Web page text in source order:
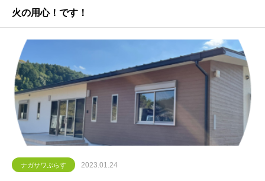
火の用心！です！
ナガサワぷらす 2023.01.24